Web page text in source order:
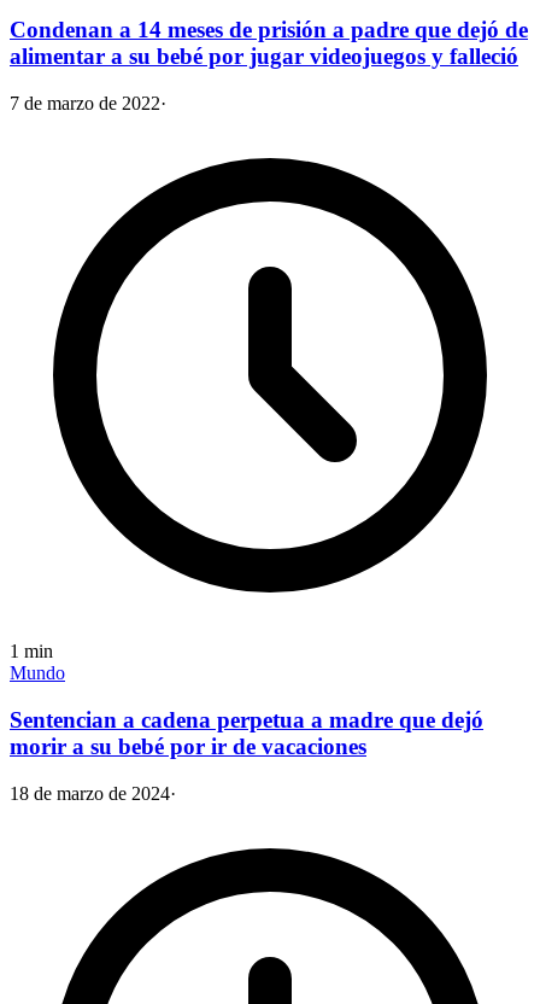
Condenan a 14 meses de prisión a padre que dejó de
alimentar a su bebé por jugar videojuegos y falleció
7 de marzo de 2022·
1 min
Mundo
Sentencian a cadena perpetua a madre que dejó
morir a su bebé por ir de vacaciones
18 de marzo de 2024·